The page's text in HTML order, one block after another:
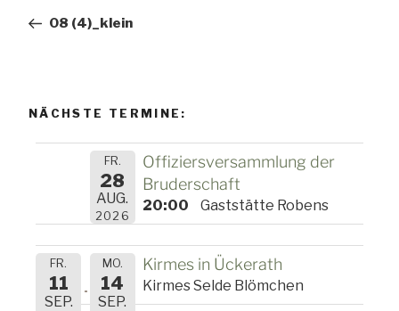
08 (4)_klein
NÄCHSTE TERMINE:
FR.
28
AUG.
2026
Offiziersversammlung der
Bruderschaft
20:00 Gaststätte Robens
FR.
11
SEP.
MO.
14
SEP.
Kirmes in Ückerath
Kirmes Selde Blömchen